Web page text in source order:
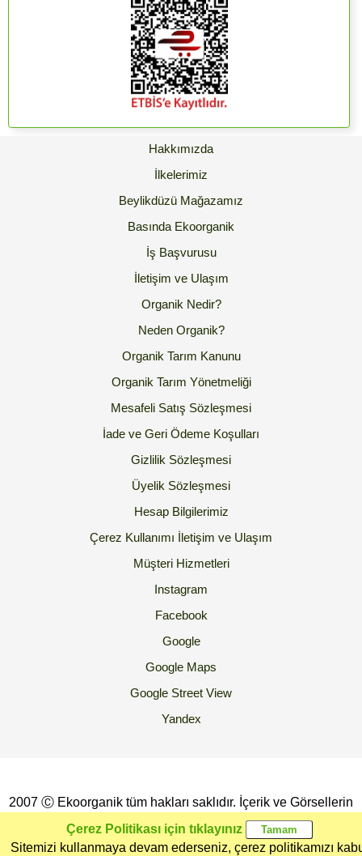
Hakkımızda
İlkelerimiz
Beylikdüzü Mağazamız
Basında Ekoorganik
İş Başvurusu
İletişim ve Ulaşım
Organik Nedir?
Neden Organik?
Organik Tarım Kanunu
Organik Tarım Yönetmeliği
Mesafeli Satış Sözleşmesi
İade ve Geri Ödeme Koşulları
Gizlilik Sözleşmesi
Üyelik Sözleşmesi
Hesap Bilgilerimiz
Çerez Kullanımı İletişim ve Ulaşım
Müşteri Hizmetleri
Instagram
Facebook
Google
Google Maps
Google Street View
Yandex
Çerez Politikası için tıklayınız
Sitemizi kullanmaya devam ederseniz, çerez politikamızı
2007 Ⓒ Ekoorganik tüm hakları saklıdır. İçerik ve Görsellerin
İzinsiz Kopyalanması yada Kullanılması Yasaktır.